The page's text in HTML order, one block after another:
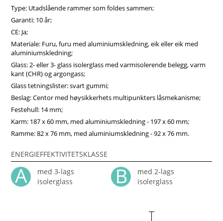
Type: Utadslående rammer som foldes sammen;
Garanti: 10 år;
CE: Ja;
Materiale: Furu, furu med aluminiumskledning, eik eller eik med
aluminiumskledning;
Glass: 2- eller 3- glass isolerglass med varmisolerende belegg, varm
kant (CHR) og argongass;
Glass tetningslister: svart gummi;
Beslag: Centor med høysikkerhets multipunkters låsmekanisme;
Festehull: 14 mm;
Karm: 187 x 60 mm, med aluminiumskledning - 197 x 60 mm;
Ramme: 82 x 76 mm, med aluminiumskledning - 92 x 76 mm.
ENERGIEFFEKTIVITETSKLASSE
med 3-lags
isolerglass
med 2-lags
isolerglass